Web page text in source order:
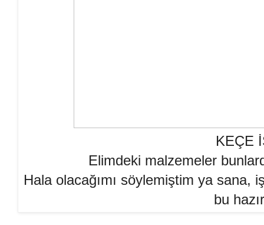
KEÇE
Elimdeki malzemeler
Hala olacağımı söylemiştim ya sana,
bu